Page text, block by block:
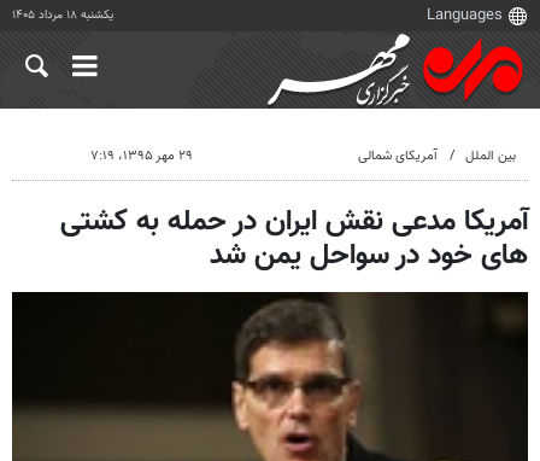
یکشنبه ۱۸ مرداد ۱۴۰۵
بین الملل آمریکای شمالی ۲۹ مهر ۱۳۹۵، ۷:۱۹
آمریکا مدعی نقش ایران در حمله به کشتی
های خود در سواحل یمن شد